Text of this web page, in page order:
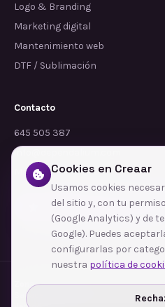
Logo & Branding
Marketing digital
Mantenimiento web
DTF / Sublimación
Contacto
645 505 387
info@dependalium.com
Mataró (Barcelona)
Déjanos tu reseña en
Zonas de cobertura·Barcelona·
Sabadell
Santa
Cookies en Creaar
Usamos cookies
del sitio y, con tu
(Google Analytics) y de
Google). Puedes
configurarlas por
nuestra política de